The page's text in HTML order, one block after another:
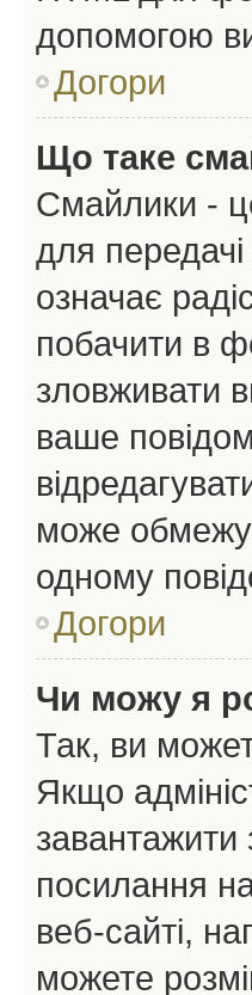
допомогою
Догори
Що таке
Смайлики -
для
означає
побачити в
зловживати
ваше
може
одному
Догори
Чи можу я
Так, ви
Якщо
посилання
веб-сайті,
можете